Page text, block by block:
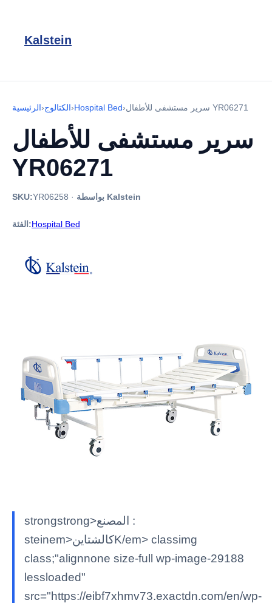
Kalstein
الرئيسية›الكتالوج›Hospital Bed› سرير مستشفى للأطفال YR06271
سرير مستشفى للأطفال
YR06271
SKU:YR06258 · بواسطة Kalstein
الفئة:Hospital Bed
strongstrong>المصنع :
steinem>كالشتاينK/em> classimg
class;"alignnone size-full wp-image-29188
lessloaded"
src="https://eibf7xhmv73.exactdn.com/en/wp-